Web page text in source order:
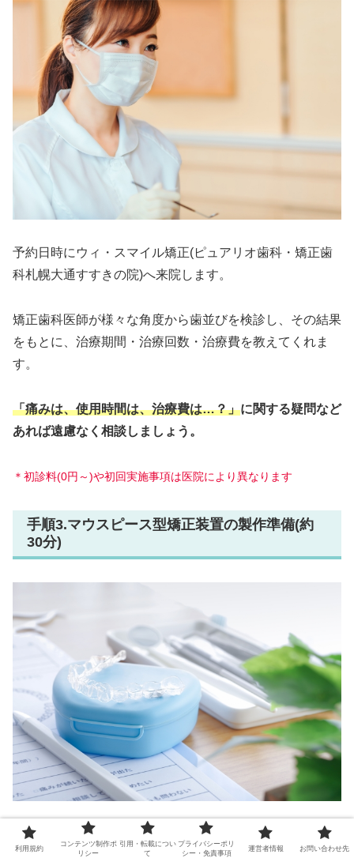
予約日時にウィ・スマイル矯正(ピュアリオ歯科・矯正歯
科札幌大通すすきの院)へ来院します。
矯正歯科医師が様々な角度から歯並びを検診し、その結果
をもとに、治療期間・治療回数・治療費を教えてくれま
す。
「痛みは、使用時間は、治療費は…？」に関する疑問など
あれば遠慮なく相談しましょう。
＊初診料(0円～)や初回実施事項は医院により異なります
手順3.マウスピース型矯正装置の製作準備(約
30分)
契約後は歯型を採り、マウスピース型矯正歯科装置の製作
利用規約
コンテンツ制作ポ
リシー
引用・転載につい
て
プライバシーポリ
シー・免責事項
運営者情報 お問い合わせ先